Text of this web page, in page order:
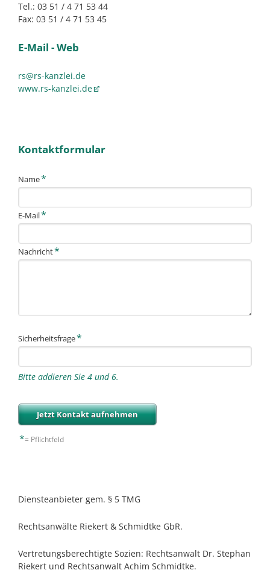
Tel.: 03 51 / 4 71 53 44
Fax: 03 51 / 4 71 53 45
E-Mail - Web
rs@rs-kanzlei.de
www.rs-kanzlei.de
Kontaktformular
Pflichtfeld
Name*
Pflichtfeld
E-Mail*
Pflichtfeld
Nachricht*
Pflichtfeld
Sicherheitsfrage*Bitte
rechnen
9
plus
Bitte addieren Sie 4 und 6.
Jetzt Kontakt aufnehmen
*= Pflichtfeld
Diensteanbieter gem. § 5 TMG
Rechtsanwälte Riekert & Schmidtke GbR.
Vertretungsberechtigte Sozien: Rechtsanwalt Dr. Stephan
Riekert und Rechtsanwalt Achim Schmidtke.